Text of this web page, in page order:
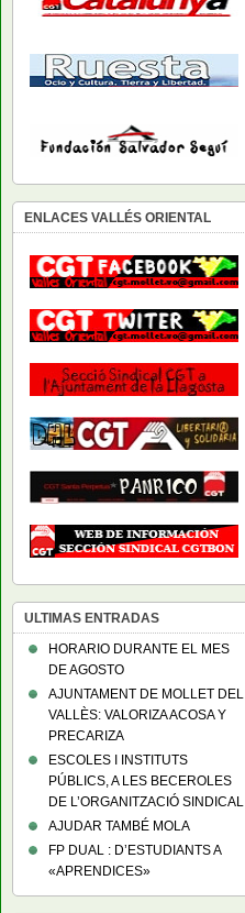
ENLACES VALLÉS ORIENTAL
ULTIMAS ENTRADAS
HORARIO DURANTE EL MES
DE AGOSTO
AJUNTAMENT DE MOLLET DEL
VALLÈS: VALORIZA ACOSA Y
PRECARIZA
ESCOLES I INSTITUTS
PÚBLICS, A LES BECEROLES
DE L’ORGANITZACIÓ SINDICAL
AJUDAR TAMBÉ MOLA
FP DUAL : D’ESTUDIANTS A
«APRENDICES»